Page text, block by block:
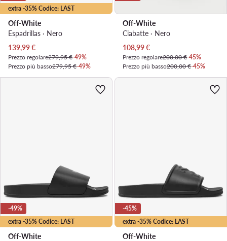
extra -35% Codice: LAST
Off-White
Espadrillas · Nero
Prezzo attuale
139,99€
Prezzo regolare279,95 €-49%
Prezzo più basso279,95 €-49%
Off-White
Ciabatte · Nero
Prezzo attuale
108,99€
Prezzo regolare200,00 €-45%
Prezzo più basso200,00 €-45%
extra -35% Codice: LAST
-49%
Off-White
extra -35% Codice: LAST
-45%
Off-White